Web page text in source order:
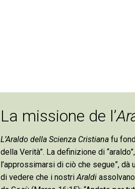
La missione de l’
L’Araldo della Scienza Cristiana fu
della Verità”. La definizione di
l’approssimarsi di ciò che segue”,
di vedere che i nostriAraldi